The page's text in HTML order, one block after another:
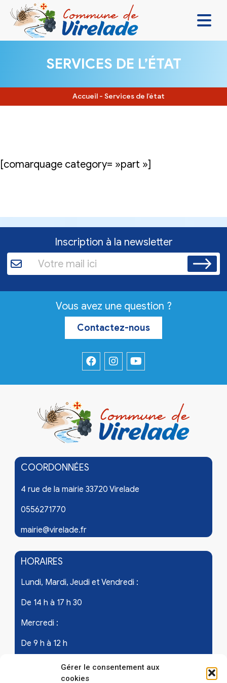
Gérer le consentement aux
cookies
VIVRE ENSEMBLE
SE DIVERTIR
SERVICES DE L’ÉTAT
Accueil - Services de l’état
[comarquage category= »part »]
Inscription à la newsletter
Vous avez une question ?
Contactez-nous
COORDONNÉES
4 rue de la mairie 33720 Virelade
0556271770
mairie@virelade.fr
HORAIRES
Lundi, Mardi, Jeudi et Vendredi :
De 14 h à 17 h 30
Mercredi :
De 9 h à 12 h
Samedi - les 1er et 3ème de chaque mois :